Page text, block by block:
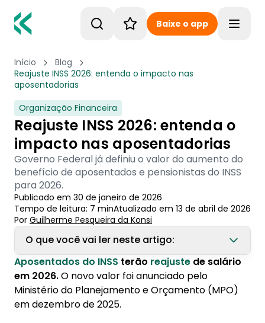
Baixe o app
Início
Blog
Reajuste INSS 2026: entenda o impacto nas
aposentadorias
Organização Financeira
Reajuste INSS 2026: entenda o
impacto nas aposentadorias
Governo Federal já definiu o valor do aumento do
benefício de aposentados e pensionistas do INSS
para 2026.
Publicado em 30 de janeiro de 2026
Tempo de leitura: 7 minAtualizado em 13 de abril de 2026
Por Guilherme Pesqueira da Konsi
O que você vai ler neste artigo:
1. Vai ter reajuste do INSS em 2026?
1.1. Como é feito o cálculo do reajuste
1.2. Aposentados acima do mínimo
Aposentados do INSS terão reajuste de salário
em 2026.O novo valor foi anunciado pelo
Ministério do Planejamento e Orçamento (MPO)
em dezembro de 2025.